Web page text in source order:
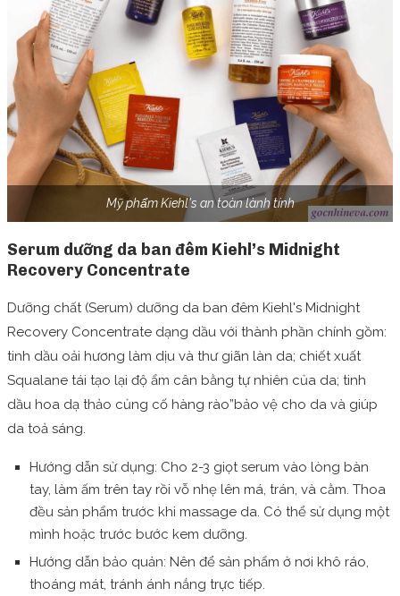
Mỹ phẩm Kiehl's an toàn lành tính
Serum dưỡng da ban đêm Kiehl’s Midnight
Recovery Concentrate
Dưỡng chất (Serum) dưỡng da ban đêm Kiehl's Midnight
Recovery Concentrate dạng dầu với thành phần chính gồm:
tinh dầu oải hương làm dịu và thư giãn làn da; chiết xuất
Squalane tái tạo lại độ ẩm cân bằng tự nhiên của da; tinh
dầu hoa dạ thảo củng cố hàng rào”bảo vệ cho da và giúp
da toả sáng.
Hướng dẫn sử dụng: Cho 2-3 giọt serum vào lòng bàn
tay, làm ấm trên tay rồi vỗ nhẹ lên má, trán, và cằm. Thoa
đều sản phẩm trước khi massage da. Có thể sử dụng một
mình hoặc trước bước kem dưỡng.
Hướng dẫn bảo quản: Nên để sản phẩm ở nơi khô ráo,
thoáng mát, tránh ánh nắng trực tiếp.